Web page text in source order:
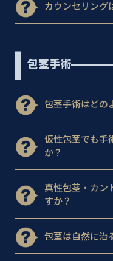
カウンセリング
包茎手術
包茎手術はどの
仮性包茎でも手
か？
真性包茎・カン
すか？
包茎は自然に治